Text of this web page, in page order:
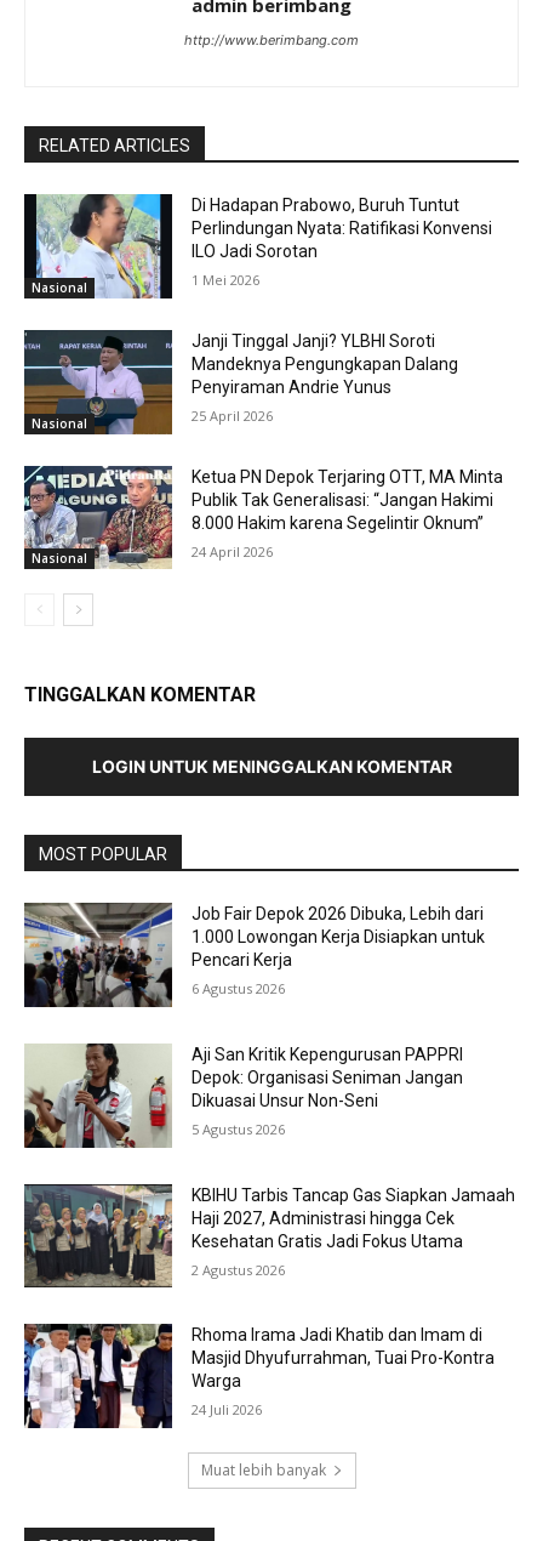
admin berimbang
http://www.berimbang.com
RELATED ARTICLES
Nasional
Di Hadapan Prabowo, Buruh Tuntut
Perlindungan Nyata: Ratifikasi Konvensi
ILO Jadi Sorotan
1 Mei 2026
Nasional
Janji Tinggal Janji? YLBHI Soroti
Mandeknya Pengungkapan Dalang
Penyiraman Andrie Yunus
25 April 2026
Nasional
Ketua PN Depok Terjaring OTT, MA Minta
Publik Tak Generalisasi: “Jangan Hakimi
8.000 Hakim karena Segelintir Oknum”
24 April 2026
TINGGALKAN KOMENTAR
LOGIN UNTUK MENINGGALKAN KOMENTAR
MOST POPULAR
Job Fair Depok 2026 Dibuka, Lebih dari
1.000 Lowongan Kerja Disiapkan untuk
Pencari Kerja
6 Agustus 2026
Aji San Kritik Kepengurusan PAPPRI
Depok: Organisasi Seniman Jangan
Dikuasai Unsur Non-Seni
5 Agustus 2026
KBIHU Tarbis Tancap Gas Siapkan Jamaah
Haji 2027, Administrasi hingga Cek
Kesehatan Gratis Jadi Fokus Utama
2 Agustus 2026
Rhoma Irama Jadi Khatib dan Imam di
Masjid Dhyufurrahman, Tuai Pro-Kontra
Warga
24 Juli 2026
Muat lebih banyak